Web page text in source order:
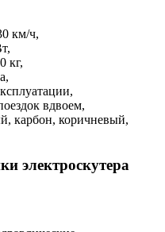
км/ч,
кг,
вдвоем,
карбон, коричневый,
электроскутера